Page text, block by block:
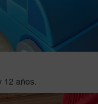
años.